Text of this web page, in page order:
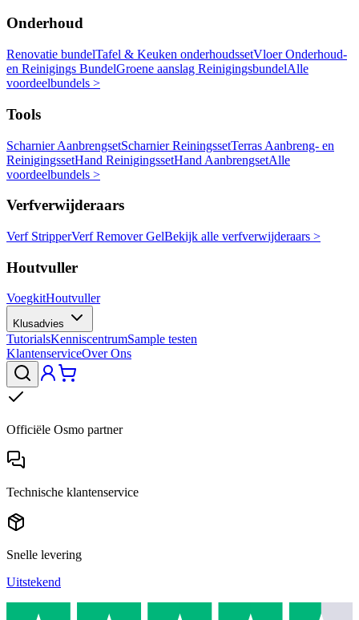
Onderhoud
Renovatie bundelTafel & Keuken onderhoudssetVloer Onderhoud-
en Reinigings BundelGroene aanslag ReinigingsbundelAlle
voordeelbundels >
Tools
Scharnier AanbrengsetScharnier ReiningssetTerras Aanbreng- en
ReinigingssetHand ReinigingssetHand AanbrengsetAlle
voordeelbundels >
Verfverwijderaars
Verf StripperVerf Remover GelBekijk alle verfverwijderaars >
Houtvuller
VoegkitHoutvuller
Klusadvies
TutorialsKenniscentrumSample testen
KlantenserviceOver Ons
Officiële Osmo partner
Technische klantenservice
Snelle levering
Uitstekend